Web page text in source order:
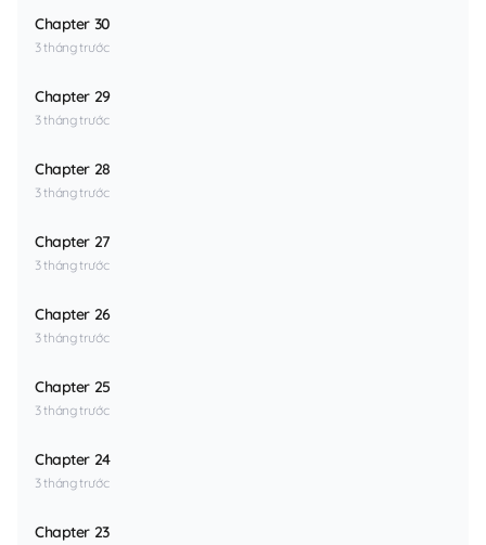
Chapter 30
3 tháng trước
Chapter 29
3 tháng trước
Chapter 28
3 tháng trước
Chapter 27
3 tháng trước
Chapter 26
3 tháng trước
Chapter 25
3 tháng trước
Chapter 24
3 tháng trước
Chapter 23